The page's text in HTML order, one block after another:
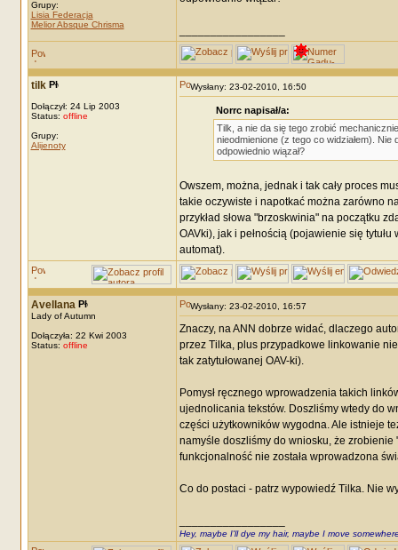
Grupy:
Lisia Federacja
Melior Absque Chrisma
tilk
Dołączył: 24 Lip 2003
Status: offline
Grupy:
Alijenoty
Wysłany: 23-02-2010, 16:50
Norrc napisał/a:
Tilk, a nie da się tego zrobić
nieodmienione (z tego co widziałem).
odpowiednio wiązał?
Owszem, można, jednak i tak cały proces
takie oczywiste i napotkać można zarówno
przykład słowa "brzoskwinia" na początku
OAVki), jak i pełnością (pojawienie się
automat).
Avellana
Lady of Autumn
Dołączyła: 22 Kwi 2003
Status: offline
Wysłany: 23-02-2010, 16:57
Znaczy, na ANN dobrze widać, dlaczego
przez Tilka, plus przypadkowe linkowanie
tak zatytułowanej OAV-ki).
Pomysł ręcznego wprowadzenia takich
ujednolicania tekstów. Doszliśmy wtedy do
części użytkowników wygodna. Ale istnieje
namyśle doszliśmy do wniosku, że
funkcjonalność nie została wprowadzona
Co do postaci - patrz wypowiedź Tilka. Nie
Hey, maybe I'll dye my hair, maybe I move